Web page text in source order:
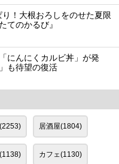
！大根おろしをのせた夏限
てのかるび』
にんにくカルビ丼」が発
も待望の復活
居酒屋(1804)
カフェ(1130)